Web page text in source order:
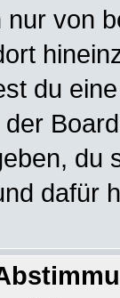
von
du
du
dafür